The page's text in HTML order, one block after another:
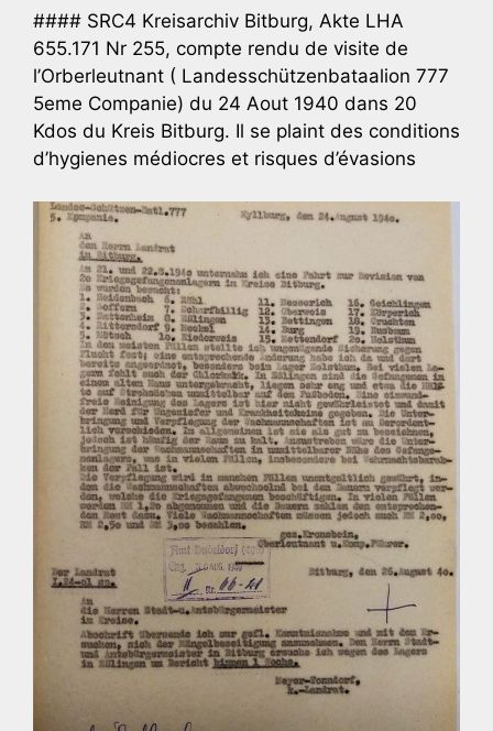
#### SRC4 Kreisarchiv Bitburg, Akte LHA
655.171 Nr 255, compte rendu de visite de
l’Orberleutnant ( Landesschützenbataalion 777
5eme Companie) du 24 Aout 1940 dans 20
Kdos du Kreis Bitburg. Il se plaint des conditions
d’hygienes médiocres et risques d’évasions